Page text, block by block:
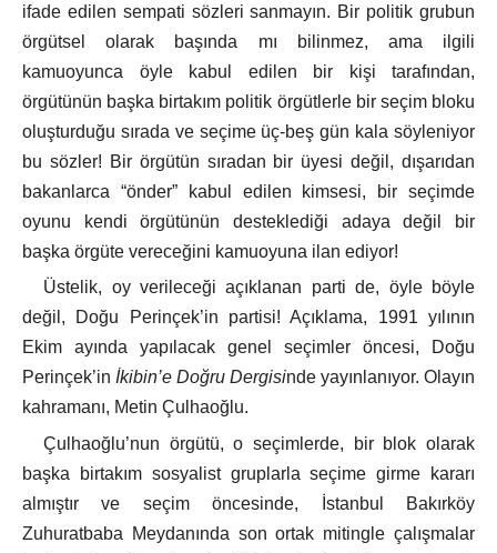
ifade edilen sempati sözleri sanmayın. Bir politik grubun
örgütsel olarak başında mı bilinmez, ama ilgili
kamuoyunca öyle kabul edilen bir kişi tarafından,
örgütünün başka birtakım politik örgütlerle bir seçim bloku
oluşturduğu sırada ve seçime üç-beş gün kala söyleniyor
bu sözler! Bir örgütün sıradan bir üyesi değil, dışarıdan
bakanlarca “önder” kabul edilen kimsesi, bir seçimde
oyunu kendi örgütünün desteklediği adaya değil bir
başka örgüte vereceğini kamuoyuna ilan ediyor!
Üstelik, oy verileceği açıklanan parti de, öyle böyle
değil, Doğu Perinçek’in partisi! Açıklama, 1991 yılının
Ekim ayında yapılacak genel seçimler öncesi, Doğu
Perinçek’in İkibin’e Doğru Dergisinde yayınlanıyor. Olayın
kahramanı, Metin Çulhaoğlu.
Çulhaoğlu’nun örgütü, o seçimlerde, bir blok olarak
başka birtakım sosyalist gruplarla seçime girme kararı
almıştır ve seçim öncesinde, İstanbul Bakırköy
Zuhuratbaba Meydanında son ortak mitingle çalışmalar